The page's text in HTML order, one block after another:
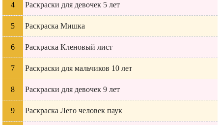
Раскраски для девочек 5 лет
Раскраска Мишка
Раскраска Кленовый лист
Раскраски для мальчиков 10 лет
Раскраски для девочек 9 лет
Раскраска Лего человек паук